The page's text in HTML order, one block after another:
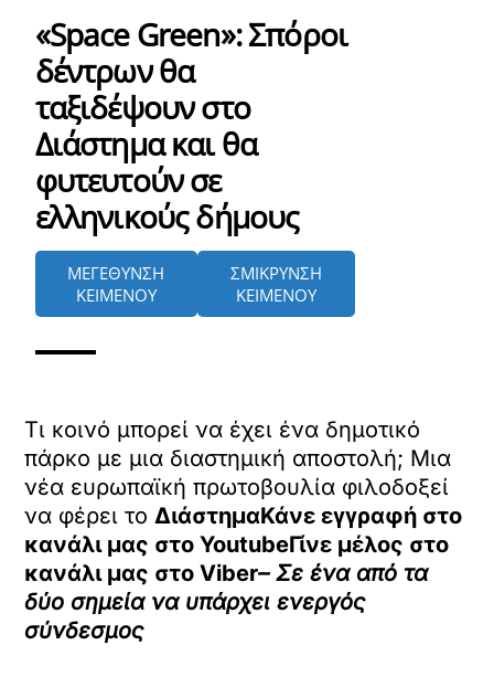
«Space Green»: Σπόροι
δέντρων θα
ταξιδέψουν στο
Διάστημα και θα
φυτευτούν σε
ελληνικούς δήμους
ΜΕΓΕΘΥΝΣΗ
ΚΕΙΜΕΝΟΥ
ΣΜΙΚΡΥΝΣΗ
ΚΕΙΜΕΝΟΥ
Τι κοινό μπορεί να έχει ένα δημοτικό
πάρκο με μια διαστημική αποστολή; Μια
νέα ευρωπαϊκή πρωτοβουλία φιλοδοξεί
να φέρει τοΔιάστημαΚάνε εγγραφή στο
κανάλι μας στοYoutubeΓίνε μέλος στο
κανάλι μας στοViber– Σε ένα από τα
δύο σημεία να υπάρχει ενεργός
σύνδεσμος